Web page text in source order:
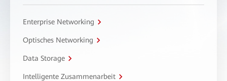
Enterprise Networking
Optisches Networking
Data Storage
Intelligente Zusammenarbeit